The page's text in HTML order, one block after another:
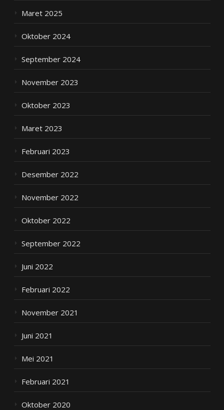
Maret 2025
Oktober 2024
September 2024
November 2023
Oktober 2023
Maret 2023
Februari 2023
Desember 2022
November 2022
Oktober 2022
September 2022
Juni 2022
Februari 2022
November 2021
Juni 2021
Mei 2021
Februari 2021
Oktober 2020